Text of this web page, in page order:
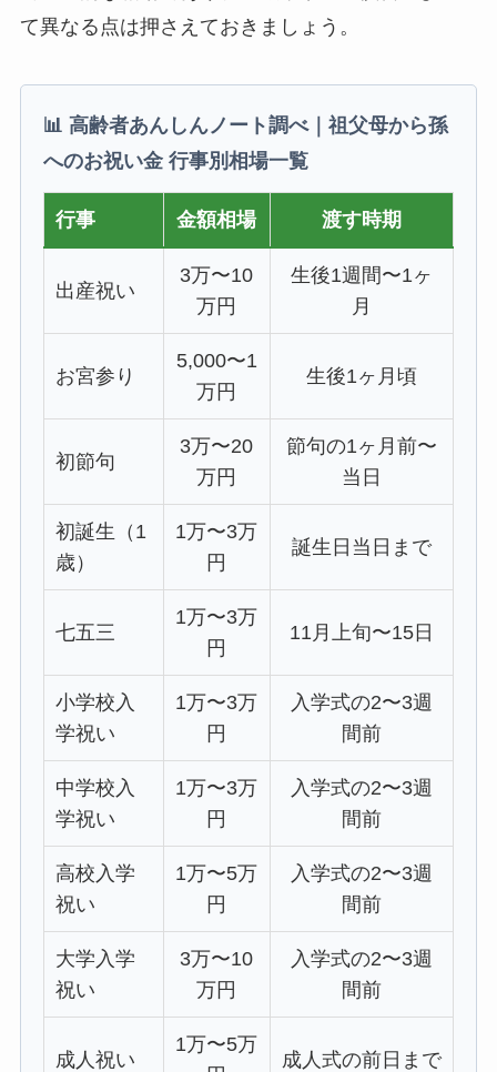
て異なる点は押さえておきましょう。
📊 高齢者あんしんノート調べ｜祖父母から孫
へのお祝い金 行事別相場一覧
行事 金額相場 渡す時期
出産祝い
3万〜10
万円
生後1週間〜1ヶ
月
お宮参り
5,000〜1
万円
生後1ヶ月頃
初節句
3万〜20
万円
節句の1ヶ月前〜
当日
初誕生（1
歳）
1万〜3万
円
誕生日当日まで
七五三
1万〜3万
円
11月上旬〜15日
小学校入
学祝い
1万〜3万
円
入学式の2〜3週
間前
中学校入
学祝い
1万〜3万
円
入学式の2〜3週
間前
高校入学
祝い
1万〜5万
円
入学式の2〜3週
間前
大学入学
祝い
3万〜10
万円
入学式の2〜3週
間前
成人祝い
1万〜5万
成人式の前日まで